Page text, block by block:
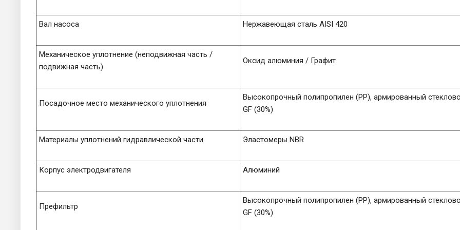
Вал насоса Нержавеющая сталь AISI 420
Механическое уплотнение (неподвижная часть /
подвижная часть)
Оксид алюминия / Графит
Посадочное место механического уплотнения
Высокопрочный полипропилен (PP), армированный
GF (30%)
Материалы уплотнений гидравлической части Эластомеры NBR
Корпус электродвигателя Алюминий
Префильтр
Высокопрочный полипропилен (PP), армированный
GF (30%)